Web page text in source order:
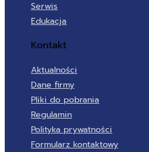
Serwis
Edukacja
Kontakt
Aktualności
Dane firmy
Pliki do pobrania
Regulamin
Polityka prywatności
Formularz kontaktowy